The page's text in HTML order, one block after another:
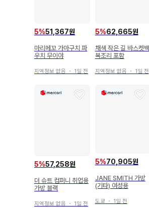
5%51,367원
마리메꼬 가마구치 파
우치 무이야
지역정보 없음 ・ 1일 전
5%62,665원
채색 작은 길 바스켓백
복조리 포함
지역정보 없음 ・ 1일 전
5%57,258원
더 슈트 컴퍼니 취업용
가방 블랙
지역정보 없음 ・ 1일 전
5%70,905원
JANE SMITH 가방
(기타) 여성용
도쿄 ・ 1일 전